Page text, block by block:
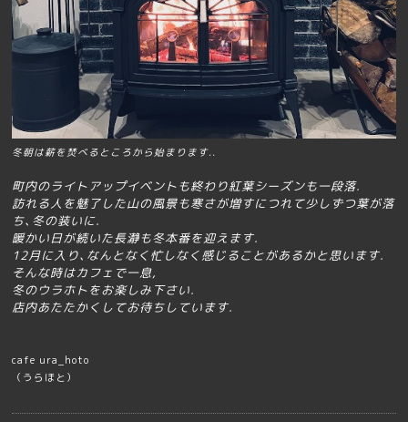
冬朝は薪を焚べるところから始まります..
町内のライトアップイベントも終わり紅葉シーズンも一段落.
訪れる人を魅了した山の風景も寒さが増すにつれて少しずつ葉が落
ち､冬の装いに.
暖かい日が続いた長瀞も冬本番を迎えます.
12月に入り､なんとなく忙しなく感じることがあるかと思います.
そんな時はカフェで一息,
冬のウラホトをお楽しみ下さい.
店内あたたかくしてお待ちしています.
cafe ura_hoto
（うらほと）